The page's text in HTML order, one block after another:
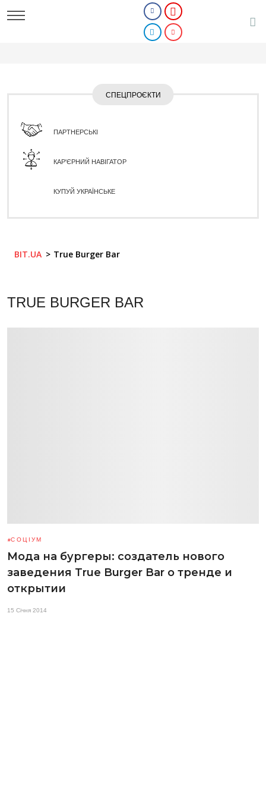
СПЕЦПРОЄКТИ
ПАРТНЕРСЬКІ
КАР'ЄРНИЙ НАВІГАТОР
КУПУЙ УКРАЇНСЬКЕ
BIT.UA True Burger Bar
TRUE BURGER BAR
СОЦІУМ
Мода на бургеры: создатель нового
заведения True Burger Bar о тренде и
открытии
15 Січня 2014